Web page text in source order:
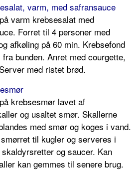
varm, med safransauce
varm krebsesalat med
Forret til 4 personer med
afkøling på 60 min. Krebsefond
bunden. Anret med courgette,
med ristet brød.
krebsesmør lavet af
og usaltet smør. Skallerne
med smør og koges i vand.
til kugler og serveres i
og saucer. Kan
kan gemmes til senere brug.